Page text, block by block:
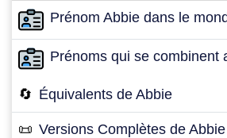
Prénom Abbie dans le
Prénoms qui se combinent
🔄 Équivalents de Abbie
📜 Versions Complètes de Abbie